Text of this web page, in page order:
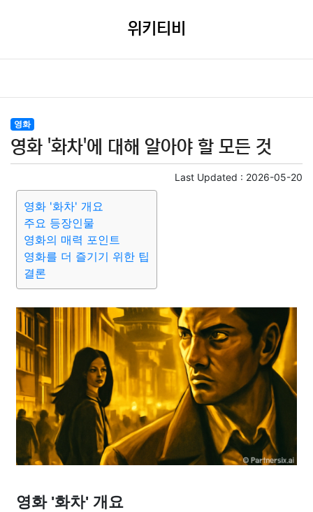
위키티비
영화
영화 '화차'에 대해 알아야 할 모든 것
Last Updated : 2026-05-20
영화 '화차' 개요
주요 등장인물
영화의 매력 포인트
영화를 더 즐기기 위한 팁
결론
영화 '화차' 개요